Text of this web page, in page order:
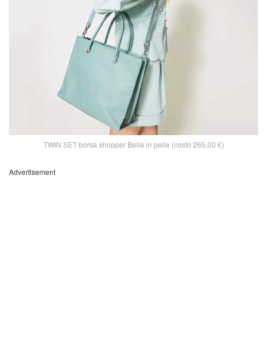
TWIN SET borsa shopper Bella in pelle (costo 265,00 €)
Advertisement